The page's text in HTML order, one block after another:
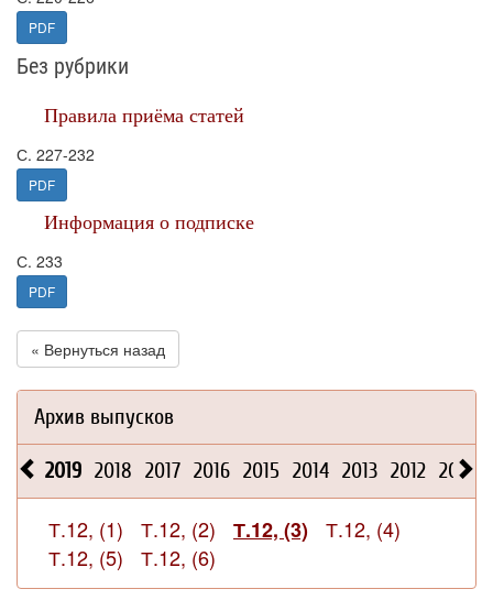
PDF
Без рубрики
Правила приёма статей
С. 227-232
PDF
Информация о подписке
С. 233
PDF
« Вернуться назад
Архив выпусков
2019 2018 2017 2016 2015 2014 2013 2012 2011
Т.12, (1) Т.12, (2) Т.12, (3)
Т.12, (4)
Т.12, (5)
Т.12, (6)